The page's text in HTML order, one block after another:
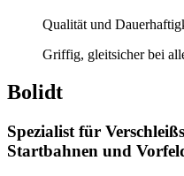
Qualität und
Griffig, gleitsicher bei
Bolidt
Spezialist für
Startbahnen und